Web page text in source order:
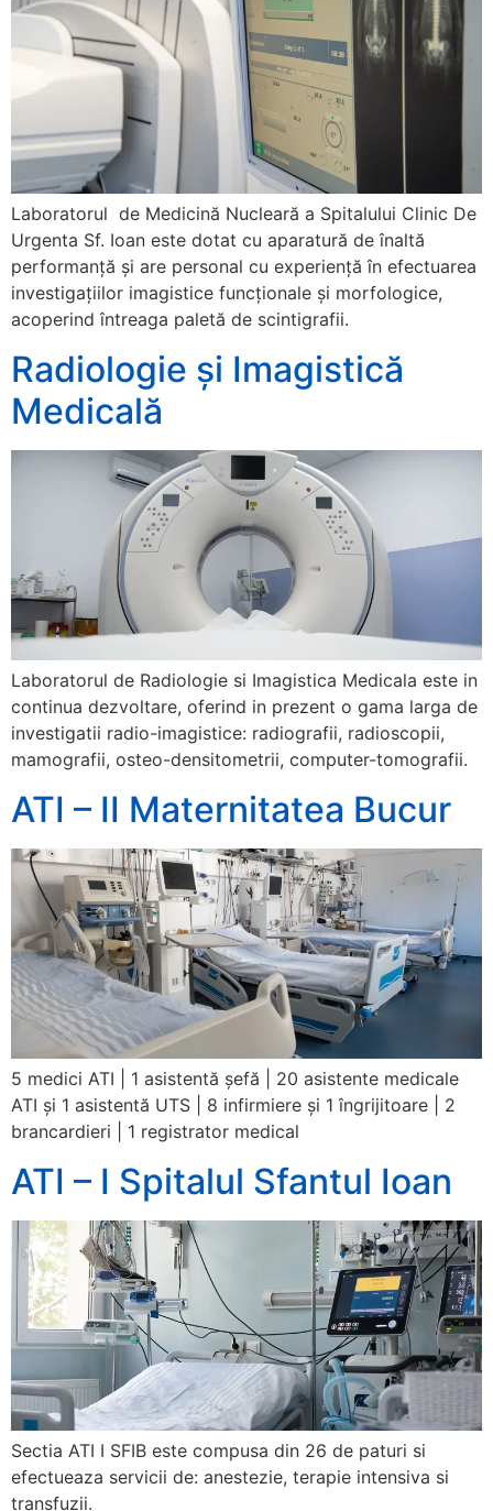
Laboratorul de Medicină Nucleară a Spitalului Clinic De
Urgenta Sf. Ioan este dotat cu aparatură de înaltă
performanţă şi are personal cu experienţă în efectuarea
investigaţiilor imagistice funcţionale şi morfologice,
acoperind întreaga paletă de scintigrafii.
Radiologie și Imagistică
Medicală
Laboratorul de Radiologie si Imagistica Medicala este in
continua dezvoltare, oferind in prezent o gama larga de
investigatii radio-imagistice: radiografii, radioscopii,
mamografii, osteo-densitometrii, computer-tomografii.
ATI – II Maternitatea Bucur
5 medici ATI | 1 asistentă șefă | 20 asistente medicale
ATI şi 1 asistentă UTS | 8 infirmiere și 1 îngrijitoare | 2
brancardieri | 1 registrator medical
ATI – I Spitalul Sfantul Ioan
Sectia ATI I SFIB este compusa din 26 de paturi si
efectueaza servicii de: anestezie, terapie intensiva si
transfuzii.